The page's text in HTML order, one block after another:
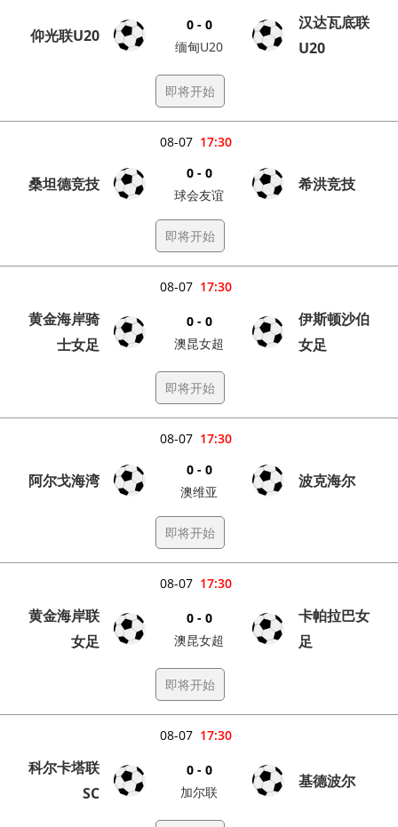
仰光联U20
0 - 0
缅甸U20
汉达瓦底联
U20
即将开始
17:30
08-07
桑坦德竞技
0 - 0
球会友谊
希洪竞技
即将开始
17:30
08-07
黄金海岸骑
士女足
0 - 0
澳昆女超
伊斯顿沙伯
女足
即将开始
17:30
08-07
阿尔戈海湾
0 - 0
澳维亚
波克海尔
即将开始
17:30
08-07
黄金海岸联
女足
0 - 0
澳昆女超
卡帕拉巴女
足
即将开始
17:30
08-07
科尔卡塔联
SC
0 - 0
加尔联
基德波尔